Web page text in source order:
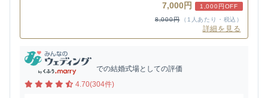
7,000円
1,000円OFF
8,000円
（1人あたり・税込）
詳細を見る
での結婚式場としての評価
4.70(304件)